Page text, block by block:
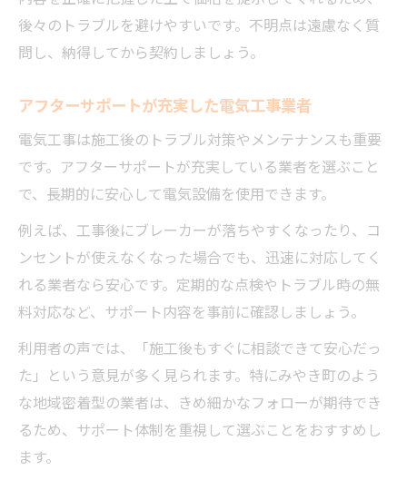
後々のトラブルを避けやすいです。不明点は遠慮なく質
問し、納得してから契約しましょう。
アフターサポートが充実した電気工事業者
電気工事は施工後のトラブル対策やメンテナンスも重要
です。アフターサポートが充実している業者を選ぶこと
で、長期的に安心して電気設備を使用できます。
例えば、工事後にブレーカーが落ちやすくなったり、コ
ンセントが使えなくなった場合でも、迅速に対応してく
れる業者なら安心です。定期的な点検やトラブル時の無
料対応など、サポート内容を事前に確認しましょう。
利用者の声では、「施工後もすぐに相談できて安心だっ
た」という意見が多く見られます。特にみやき町のよう
な地域密着型の業者は、きめ細かなフォローが期待でき
るため、サポート体制を重視して選ぶことをおすすめし
ます。